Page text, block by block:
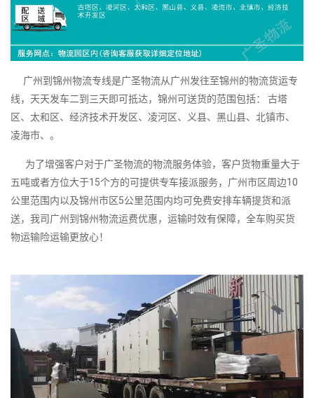
广州到锦州物流专线是广圣物流从广州发往至锦州的物流货运专
线，天天发车二到三天即可抵达，锦州可送货的范围包括： 古塔
区、太和区、经济技术开发区、凌河区、义县、黑山县、北镇市、
凌海市、。
为了增强客户对于广圣物流的物流服务体验，客户货物重量大于
五吨或者方位大于15个方的可提供专车接派服务，广州市区周边10
公里范围内以及锦州市区5公里范围内均可免费安排车辆提货和派
送，我司广州到锦州物流运费优惠，运输时效有保障，全车购买货
物运输险运输更放心！